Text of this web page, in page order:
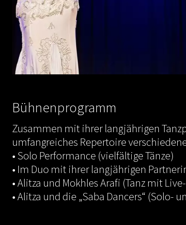
Bühnenprogramm
Zusammen mit ihrer langjährigen
umfangreiches Repertoire
• Solo Performance (vielfältige Tänze)
• Im Duo mit ihrer langjährigen
• Alitza und Mokhles Arafi (Tanz mit
• Alitza und die „Saba Dancers“ (Solo-